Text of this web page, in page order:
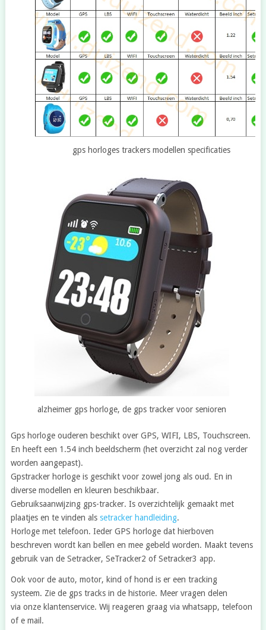
gps horloges trackers modellen specificaties
alzheimer gps horloge, de gps tracker voor senioren
Gps horloge ouderen beschikt over GPS, WIFI, LBS, Touchscreen.
En heeft een 1.54 inch beeldscherm (het overzicht zal nog verder
worden aangepast).
Gpstracker horloge is geschikt voor zowel jong als oud. En in
diverse modellen en kleuren beschikbaar.
Gebruiksaanwijzing gps-tracker. Is overzichtelijk gemaakt met
plaatjes en te vinden alssetracker handleiding.
Horloge met telefoon. Ieder GPS horloge dat hierboven
beschreven wordt kan bellen en mee gebeld worden. Maakt tevens
gebruik van de Setracker, SeTracker2 of Setracker3 app.
Ook voor de auto, motor, kind of hond is er een tracking
systeem. Zie de gps tracks in de historie. Meer vragen delen
via onze klantenservice. Wij reageren graag via whatsapp, telefoon
of e mail.